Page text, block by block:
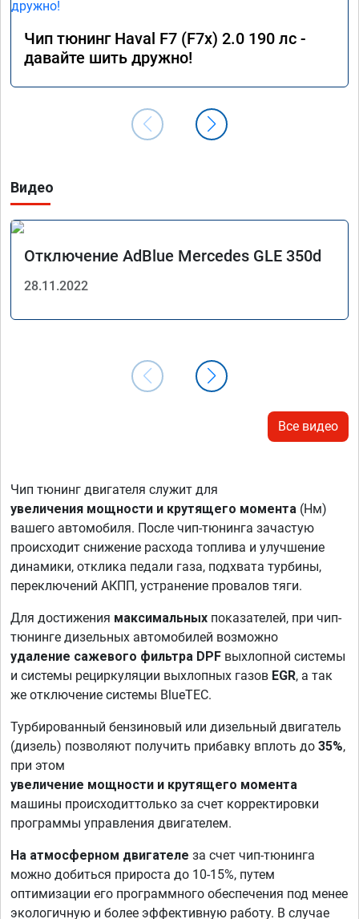
Чип тюнинг Haval F7 (F7x) 2.0 190 лс -
давайте шить дружно!
Видео
Отключение AdBlue Mercedes GLE 350d
28.11.2022
Все видео
Чип тюнинг двигателя служит для
увеличения мощности и крутящего момента (Нм)
вашего автомобиля. После чип-тюнинга зачастую
происходит снижение расхода топлива и улучшение
динамики, отклика педали газа, подхвата турбины,
переключений АКПП, устранение провалов тяги.
Для достижения максимальных показателей, при чип-
тюнинге дизельных автомобилей возможно
удаление сажевого фильтра DPF выхлопной системы
и системы рециркуляции выхлопных газов EGR, а так
же отключение системы BlueTEC.
Турбированный бензиновый или дизельный двигатель
(дизель) позволяют получить прибавку вплоть до 35%,
при этом
увеличение мощности и крутящего момента
машины происходиттолько за счет корректировки
программы управления двигателем.
На атмосферном двигателе за счет чип-тюнинга
можно добиться прироста до 10-15%, путем
оптимизации его программного обеспечения под менее
экологичную и более эффективную работу. В случае